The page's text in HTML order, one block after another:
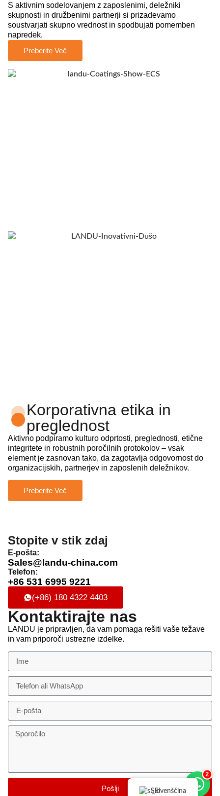
S aktivnim sodelovanjem z zaposlenimi, deležniki
skupnosti in družbenimi partnerji si prizadevamo
soustvarjati skupno vrednost in spodbujati pomemben
napredek.
Preberite Več
Korporativna etika in
preglednost
Aktivno podpiramo kulturo odprtosti, preglednosti, etične
integritete in robustnih poročilnih protokolov – vsak
element je zasnovan tako, da zagotavlja odgovornost do
organizacijskih, partnerjev in zaposlenih deležnikov.
Preberite Več
Stopite v stik zdaj
E-pošta:
Sales@landu-china.com
Telefon:
+86 531 6995 9221
(+86) 180 4322 4403
Kontaktirajte nas
LANDU je pripravljen, da vam pomaga rešiti vaše težave
in vam priporoči ustrezne izdelke.
Pošlji
2
Slovenščina